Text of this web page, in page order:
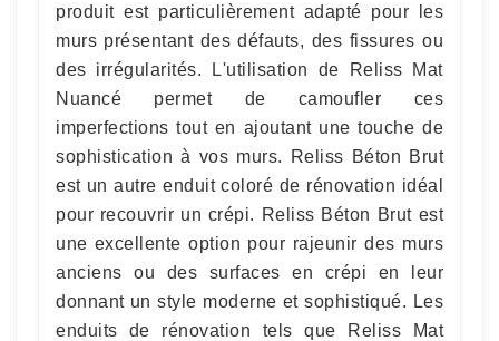
produit est particulièrement adapté pour les
murs présentant des défauts, des fissures ou
des irrégularités. L'utilisation de Reliss Mat
Nuancé permet de camoufler ces
imperfections tout en ajoutant une touche de
sophistication à vos murs. Reliss Béton Brut
est un autre enduit coloré de rénovation idéal
pour recouvrir un crépi. Reliss Béton Brut est
une excellente option pour rajeunir des murs
anciens ou des surfaces en crépi en leur
donnant un style moderne et sophistiqué. Les
enduits de rénovation tels que Reliss Mat